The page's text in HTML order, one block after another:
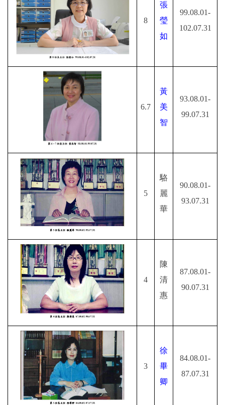
8
張
瑩
如
99.08.01-
102.07.31
6.7
黃
美
智
93.08.01-
99.07.31
5
駱
麗
華
90.08.01-
93.07.31
4
陳
清
惠
87.08.01-
90.07.31
3
徐
畢
卿
84.08.01-
87.07.31